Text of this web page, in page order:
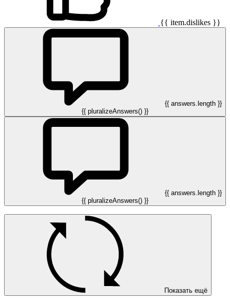
{{ item.dislikes }}
{{ answers.length }}
{{ pluralizeAnswers() }}
{{ answers.length }}
{{ pluralizeAnswers() }}
Показать ещё